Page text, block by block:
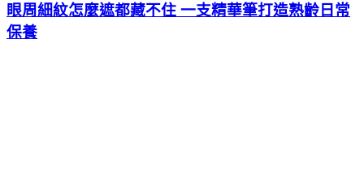
眼周細紋怎麼遮都藏不住 一支精華筆打造熟齡日常
保養